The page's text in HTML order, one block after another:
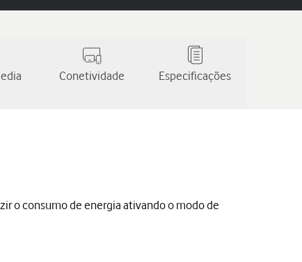
Conetividade Especificações
o consumo de energia ativando o modo de